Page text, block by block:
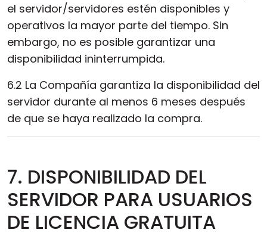
el servidor/servidores estén disponibles y
operativos la mayor parte del tiempo. Sin
embargo, no es posible garantizar una
disponibilidad ininterrumpida.
6.2 La Compañía garantiza la disponibilidad del
servidor durante al menos 6 meses después
de que se haya realizado la compra.
7. DISPONIBILIDAD DEL
SERVIDOR PARA USUARIOS
DE LICENCIA GRATUITA